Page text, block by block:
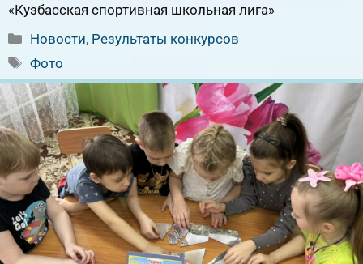
«Кузбасская спортивная школьная лига»
Рубрики
Новости, Результаты конкурсов
Метки
Фото